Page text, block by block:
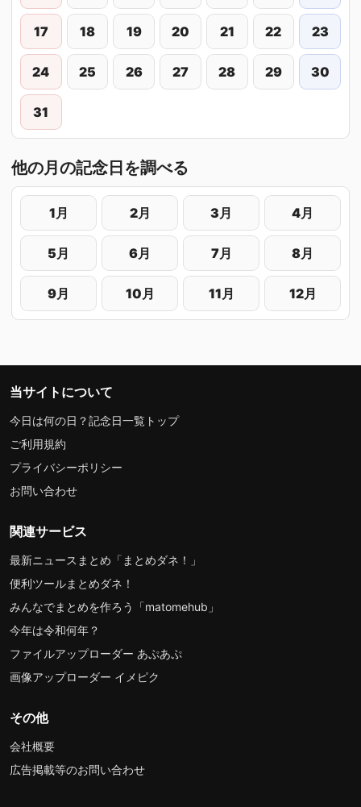
17 18 19 20 21 22 23
24 25 26 27 28 29 30
31
他の月の記念日を調べる
1月 2月 3月 4月
5月 6月 7月 8月
9月 10月 11月 12月
当サイトについて
今日は何の日？記念日一覧トップ
ご利用規約
プライバシーポリシー
お問い合わせ
関連サービス
最新ニュースまとめ「まとめダネ！」
便利ツールまとめダネ！
みんなでまとめを作ろう「matomehub」
今年は令和何年？
ファイルアップローダー あぷあぷ
画像アップローダー イメピク
その他
会社概要
広告掲載等のお問い合わせ